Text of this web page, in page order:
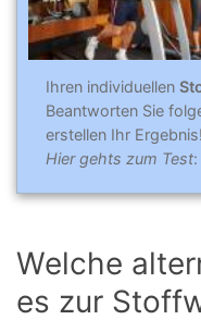
Ihren individuellen
Beantworten Sie
erstellen Ihr Ergebnis!
Hier gehts zum Test:
Welche
es zur